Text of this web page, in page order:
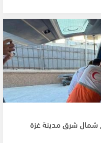
شمال شرق مدينة غزة